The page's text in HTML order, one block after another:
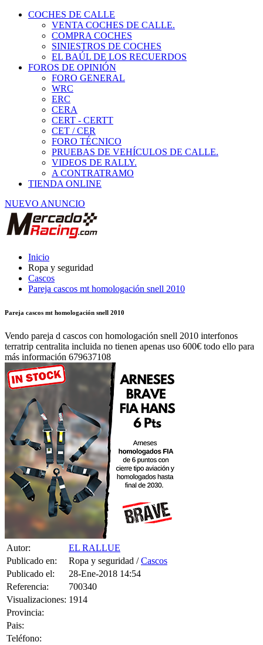
COCHES DE CALLE
VENTA COCHES DE CALLE.
COMPRA COCHES
SINIESTROS DE COCHES
EL BAÚL DE LOS RECUERDOS
FOROS DE OPINIÓN
FORO GENERAL
WRC
ERC
CERA
CERT - CERTT
CET / CER
FORO TÉCNICO
PRUEBAS DE VEHÍCULOS DE CALLE.
VIDEOS DE RALLY.
A CONTRATRAMO
TIENDA ONLINE
NUEVO ANUNCIO
Inicio
Ropa y seguridad
Cascos
Pareja cascos mt homologación snell 2010
Pareja cascos mt homologación snell 2010
Vendo pareja d cascos con homologación snell 2010 interfonos
terratrip centralita incluida no tienen apenas uso 600€ todo ello para
más información 679637108
Autor:
EL RALLUE
Publicado en:
Ropa y seguridad /Cascos
Publicado el:
28-Ene-2018 14:54
Referencia:
700340
Visualizaciones: 1914
Provincia:
Pais:
Teléfono: